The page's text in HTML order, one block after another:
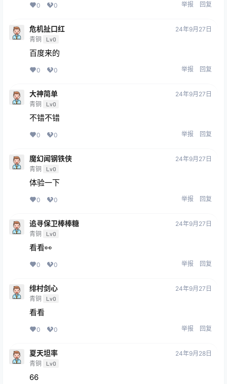
0 0 举报 回复
危机扯口红
青铜 Lv0
24年9月27日
百度来的
0 0 举报 回复
大神简单
青铜 Lv0
24年9月27日
不错不错
0 0 举报 回复
魔幻闻钢铁侠
青铜 Lv0
24年9月27日
体验一下
0 0 举报 回复
追寻保卫棒棒糖
青铜 Lv0
24年9月27日
看看👀
0 0 举报 回复
绯村剑心
青铜 Lv0
24年9月27日
看看
0 0 举报 回复
夏天坦率
青铜 Lv0
24年9月28日
66